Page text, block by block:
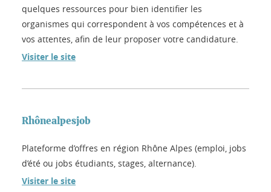
quelques ressources pour bien identifier les
organismes qui correspondent à vos compétences et à
vos attentes, afin de leur proposer votre candidature.
Visiter le site
Rhônealpesjob
Plateforme d’offres en région Rhône Alpes (emploi, jobs
d’été ou jobs étudiants, stages, alternance).
Visiter le site